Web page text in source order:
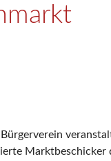
Marktbeschicker